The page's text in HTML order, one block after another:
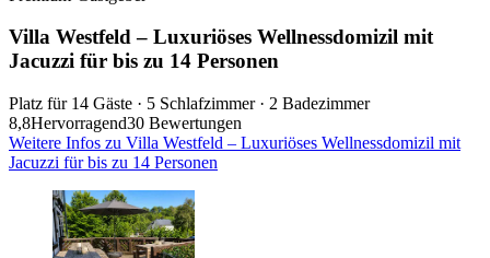
Villa Westfeld – Luxuriöses Wellnessdomizil mit
Jacuzzi für bis zu 14 Personen
Platz für 14 Gäste · 5 Schlafzimmer · 2 Badezimmer
8,8Hervorragend30 Bewertungen
Weitere Infos zu Villa Westfeld – Luxuriöses Wellnessdomizil mit
Jacuzzi für bis zu 14 Personen